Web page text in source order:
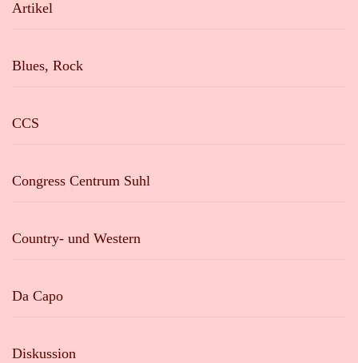
Artikel
Blues, Rock
CCS
Congress Centrum Suhl
Country- und Western
Da Capo
Diskussion